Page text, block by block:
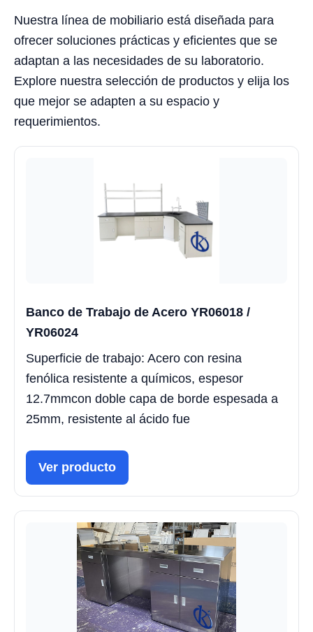
Nuestra línea de mobiliario está diseñada para
ofrecer soluciones prácticas y eficientes que se
adaptan a las necesidades de su laboratorio.
Explore nuestra selección de productos y elija los
que mejor se adapten a su espacio y
requerimientos.
Banco de Trabajo de Acero YR06018 /
YR06024
Superficie de trabajo: Acero con resina
fenólica resistente a químicos, espesor
12.7mmcon doble capa de borde espesada a
25mm, resistente al ácido fue
Ver producto